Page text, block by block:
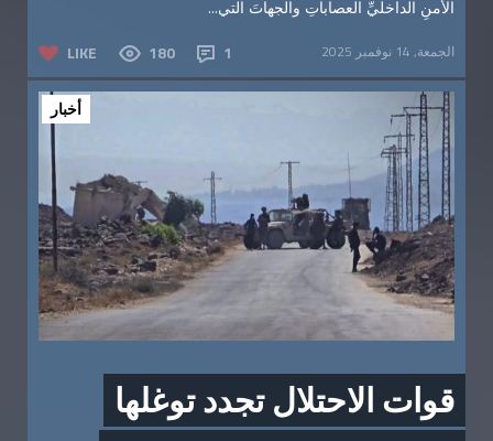
الأمنِ الداخليِّ العصاباتِ والجهاتَ التي...
LIKE 180 1 الجمعة, 14 نوفمبر 2025
أخبار
قوات الاحتلال تجدد توغلها